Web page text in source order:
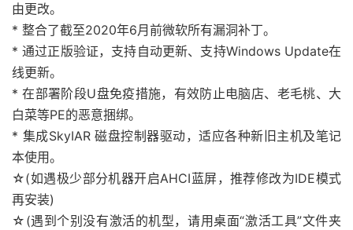
由更改。
* 整合了截至2020年6月前微软所有漏洞补丁。
* 通过正版验证，支持自动更新、支持Windows Update在
线更新。
* 在部署阶段U盘免疫措施，有效防止电脑店、老毛桃、大
白菜等PE的恶意捆绑。
* 集成SkyIAR 磁盘控制器驱动，适应各种新旧主机及笔记
本使用。
☆(如遇极少部分机器开启AHCI蓝屏，推荐修改为IDE模式
再安装)
☆(遇到个别没有激活的机型，请用桌面“激活工具”文件夹